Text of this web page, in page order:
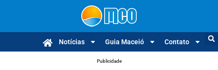
Notícias Guia Maceió Contato
Publicidade